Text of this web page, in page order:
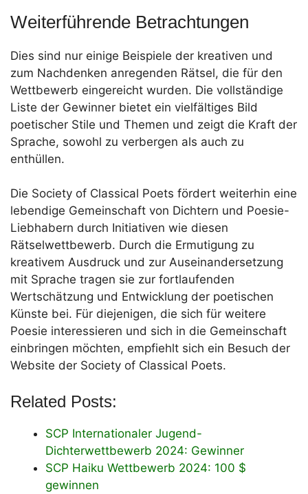
Weiterführende Betrachtungen
Dies sind nur einige Beispiele der kreativen und
zum Nachdenken anregenden Rätsel, die für den
Wettbewerb eingereicht wurden. Die vollständige
Liste der Gewinner bietet ein vielfältiges Bild
poetischer Stile und Themen und zeigt die Kraft der
Sprache, sowohl zu verbergen als auch zu
enthüllen.
Die Society of Classical Poets fördert weiterhin eine
lebendige Gemeinschaft von Dichtern und Poesie-
Liebhabern durch Initiativen wie diesen
Rätselwettbewerb. Durch die Ermutigung zu
kreativem Ausdruck und zur Auseinandersetzung
mit Sprache tragen sie zur fortlaufenden
Wertschätzung und Entwicklung der poetischen
Künste bei. Für diejenigen, die sich für weitere
Poesie interessieren und sich in die Gemeinschaft
einbringen möchten, empfiehlt sich ein Besuch der
Website der Society of Classical Poets.
Related Posts:
SCP Internationaler Jugend-
Dichterwettbewerb 2024: Gewinner
SCP Haiku Wettbewerb 2024: 100 $
gewinnen